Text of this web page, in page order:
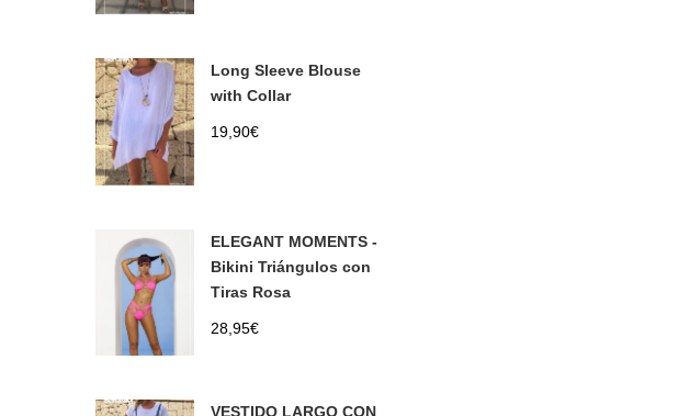
Long Sleeve Blouse
with Collar
19,90€
ELEGANT MOMENTS -
Bikini Triángulos con
Tiras Rosa
28,95€
VESTIDO LARGO CON